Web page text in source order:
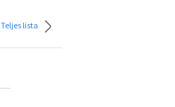
Teljes lista